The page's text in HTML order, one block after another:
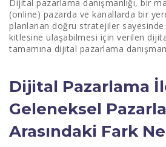
Dijital pazarlama danışmanlığı, bir
(online) pazarda ve kanallarda bir
planlanan doğru stratejiler
kitlesine ulaşabilmesi için verilen
tamamına dijital pazarlama
Dijital Pazarlama
Geleneksel
Arasındaki Fark